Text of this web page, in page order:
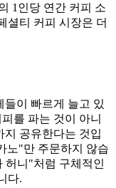
1인당 연간 커피 소
셜티 커피 시장은 더
들이 빠르게 늘고 있
를 파는 것이 아니
지 공유한다는 것입
노"만 주문하지 않습
허니"처럼 구체적인
다.